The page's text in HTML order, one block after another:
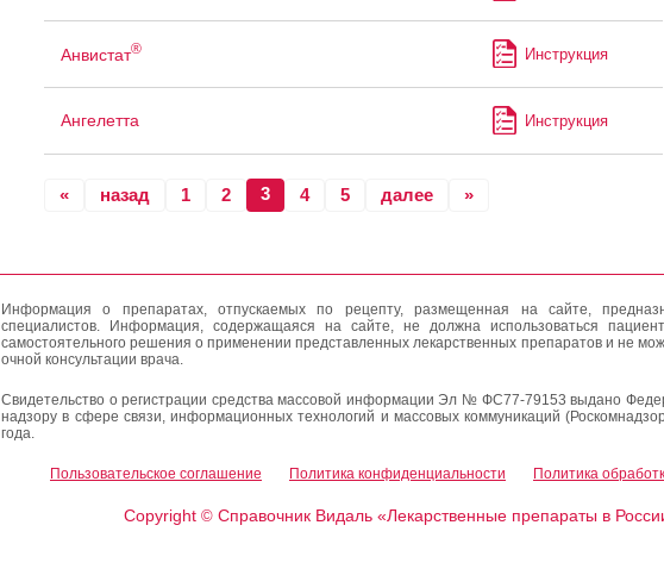
Анвистат® Инструкция
Ангелетта Инструкция
« назад 1 2 3 4 5 далее »
Информация о препаратах, отпускаемых по рецепту, размещенная на сайте,
специалистов. Информация, содержащаяся на сайте, не должна использоваться
самостоятельного решения о применении представленных лекарственных препаратов и не
очной консультации врача.
Свидетельство о регистрации средства массовой информации Эл № ФС77-79153 выдано
надзору в сфере связи, информационных технологий и массовых коммуникаций
года.
Пользовательское соглашение Политика конфиденциальности Политика
Copyright ©Справочник Видаль «Лекарственные препараты в